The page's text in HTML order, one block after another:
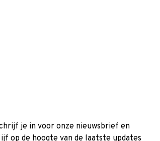
je in voor onze nieuwsbrief en
op de hoogte van de laatste updates